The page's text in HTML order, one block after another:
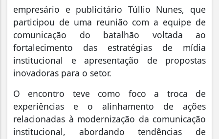
empresário e publicitário Túllio Nunes, que
participou de uma reunião com a equipe de
comunicação do batalhão voltada ao
fortalecimento das estratégias de mídia
institucional e apresentação de propostas
inovadoras para o setor.
O encontro teve como foco a troca de
experiências e o alinhamento de ações
relacionadas à modernização da comunicação
institucional, abordando tendências de